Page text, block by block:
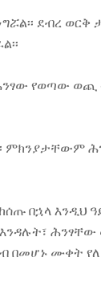
ደብረ ወርቅ
የወጣው ወጪ
ምክንያታቸውም
በኋላ እንዲህ
በመሆኑ ሙቀት